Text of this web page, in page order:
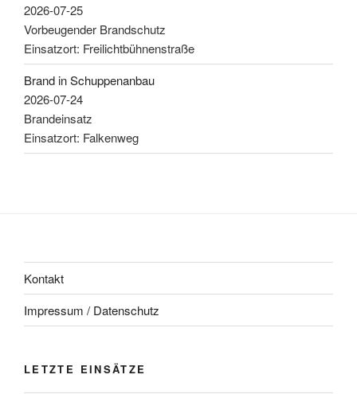
2026-07-25
Vorbeugender Brandschutz
Einsatzort: Freilichtbühnenstraße
Brand in Schuppenanbau
2026-07-24
Brandeinsatz
Einsatzort: Falkenweg
Kontakt
Impressum / Datenschutz
LETZTE EINSÄTZE